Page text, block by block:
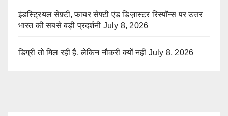
इंडस्ट्रियल सेफ़्टी, फायर सेफ्टी एंड डिज़ास्टर रिस्पॉन्स पर उत्तर
भारत की सबसे बड़ी प्रदर्शनी July 8, 2026
डिग्री तो मिल रही है, लेकिन नौकरी क्यों नहीं July 8, 2026